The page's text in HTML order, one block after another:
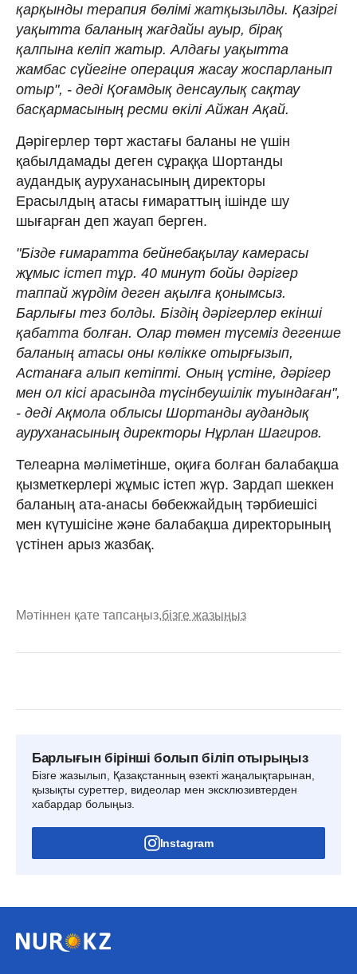
қарқынды терапия бөлімі жатқызылды. Қазіргі
уақытта баланың жағдайы ауыр, бірақ
қалпына келіп жатыр. Алдағы уақытта
жамбас сүйегіне операция жасау жоспарланып
отыр", - деді Қоғамдық денсаулық сақтау
басқармасының ресми өкілі Айжан Ақай.
Дәрігерлер төрт жастағы баланы не үшін
қабылдамады деген сұраққа Шортанды
аудандық ауруханасының директоры
Ерасылдың атасы ғимараттың ішінде шу
шығарған деп жауап берген.
"Бізде ғимаратта бейнебақылау камерасы
жұмыс істеп тұр. 40 минут бойы дәрігер
таппай жүрдім деген ақылға қонымсыз.
Барлығы тез болды. Біздің дәрігерлер екінші
қабатта болған. Олар төмен түсеміз дегенше
баланың атасы оны көлікке отырғызып,
Астанаға алып кетіпті. Оның үстіне, дәрігер
мен ол кісі арасында түсінбеушілік туындаған",
- деді Ақмола облысы Шортанды аудандық
ауруханасының директоры Нұрлан Шагиров.
Телеарна мәліметінше, оқиға болған балабақша
қызметкерлері жұмыс істеп жүр. Зардап шеккен
баланың ата-анасы бөбекжайдың тәрбиешісі
мен күтушісіне және балабақша директорының
үстінен арыз жазбақ.
Мәтіннен қате тапсаңыз,бізге жазыңыз
Барлығын бірінші болып біліп отырыңыз
Бізге жазылып, Қазақстанның өзекті жаңалықтарынан,
қызықты суреттер, видеолар мен эксклюзивтерден
хабардар болыңыз.
Instagram